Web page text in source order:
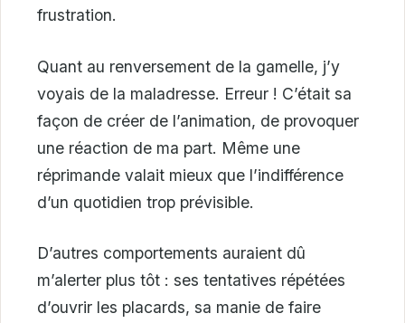
frustration.
Quant au renversement de la gamelle, j’y
voyais de la maladresse. Erreur ! C’était sa
façon de créer de l’animation, de provoquer
une réaction de ma part. Même une
réprimande valait mieux que l’indifférence
d’un quotidien trop prévisible.
D’autres comportements auraient dû
m’alerter plus tôt : ses tentatives répétées
d’ouvrir les placards, sa manie de faire